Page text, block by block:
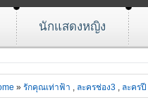
นักแสดงหญิง
» รักคุณเท่าฟ้า , ละครช่อง3 , ละคร